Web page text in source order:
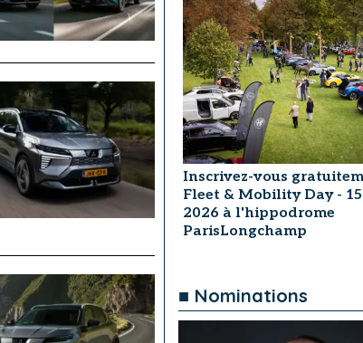
Inscrivez-vous
Fleet & Mobility Day -
2026 à l'hippodrome
ParisLongchamp
■ Nominations